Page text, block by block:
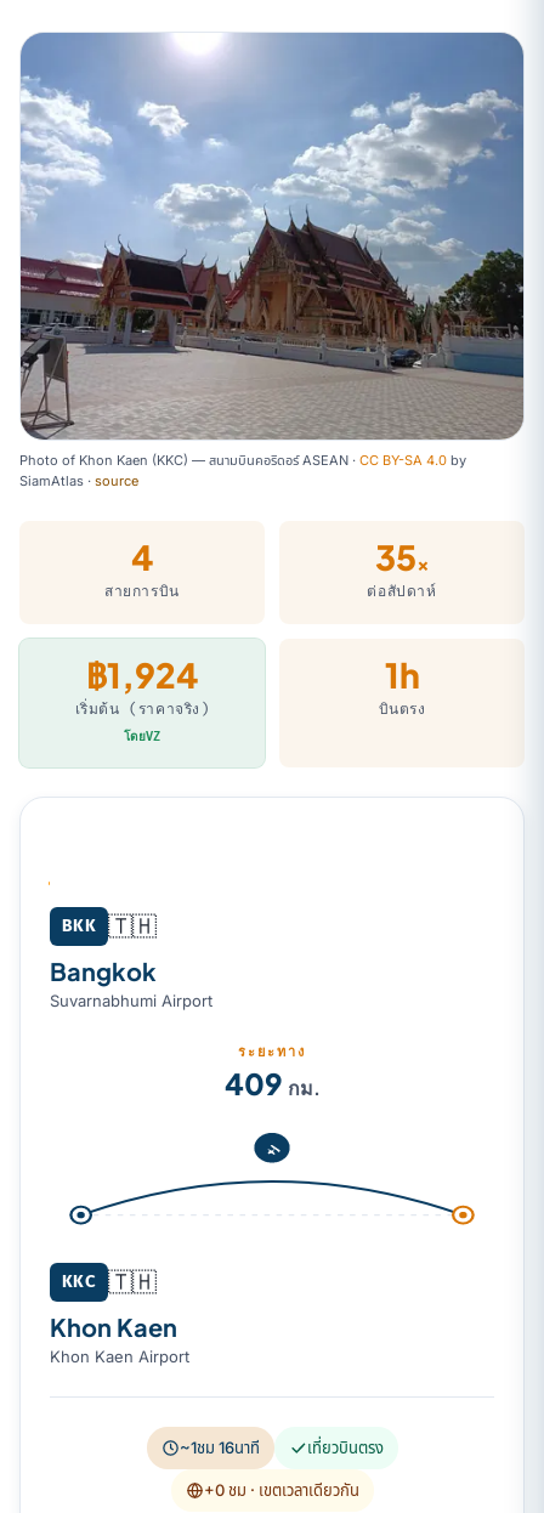
Photo of Khon Kaen (KKC) — สนามบินคอริดอร์ ASEAN · CC BY-SA 4.0 by
SiamAtlas · source
4
สายการบิน
35×
ต่อสัปดาห์
฿1,924
เริ่มต้น (ราคาจริง)
โดยVZ
1h
บินตรง
Bangkok (BKK) → Khon Kaen (KKC)
BKK 🇹🇭
Bangkok
Suvarnabhumi Airport
ระยะทาง
409 กม.
KKC 🇹🇭
Khon Kaen
Khon Kaen Airport
~1ชม 16นาที เที่ยวบินตรง
+0 ชม · เขตเวลาเดียวกัน